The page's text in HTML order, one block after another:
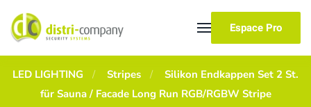
Skip to main content
Espace Pro
LED LIGHTING Stripes
Silikon Endkappen Set 2 St.
für Sauna / Facade Long Run RGB/RGBW Stripe